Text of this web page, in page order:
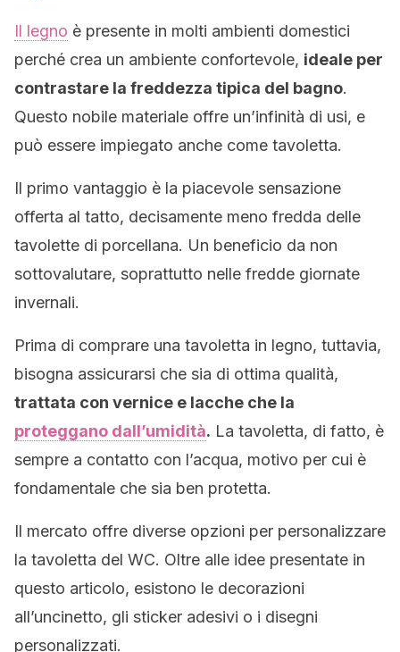
Il legno è presente in molti ambienti domestici
perché crea un ambiente confortevole, ideale per
contrastare la freddezza tipica del bagno.
Questo nobile materiale offre un’infinità di usi, e
può essere impiegato anche come tavoletta.
Il primo vantaggio è la piacevole sensazione
offerta al tatto, decisamente meno fredda delle
tavolette di porcellana. Un beneficio da non
sottovalutare, soprattutto nelle fredde giornate
invernali.
Prima di comprare una tavoletta in legno, tuttavia,
bisogna assicurarsi che sia di ottima qualità,
trattata con vernice e lacche che la
proteggano dall’umidità. La tavoletta, di fatto, è
sempre a contatto con l’acqua, motivo per cui è
fondamentale che sia ben protetta.
Il mercato offre diverse opzioni per personalizzare
la tavoletta del WC. Oltre alle idee presentate in
questo articolo, esistono le decorazioni
all’uncinetto, gli sticker adesivi o i disegni
personalizzati.